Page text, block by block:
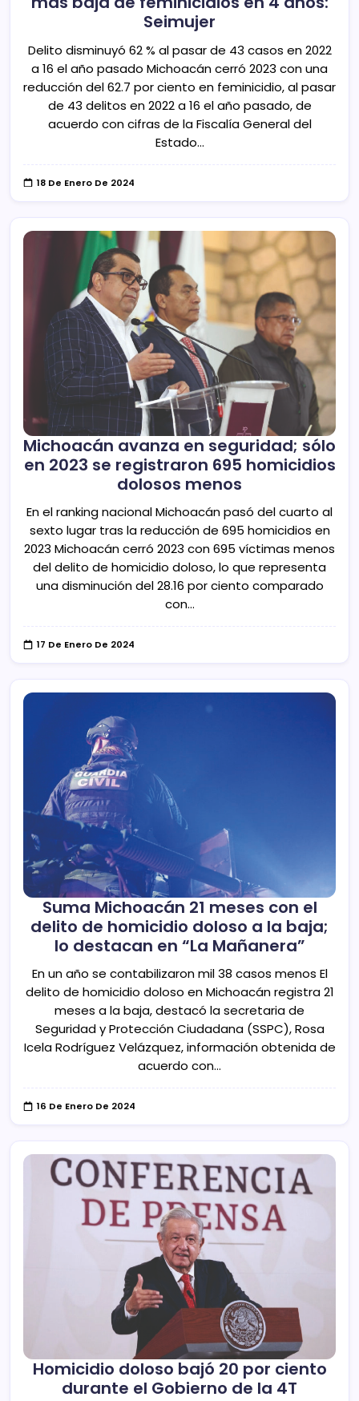
Seimujer
Delito disminuyó 62 % al pasar de 43 casos en 2022
a 16 el año pasado Michoacán cerró 2023 con una
reducción del 62.7 por ciento en feminicidio, al pasar
de 43 delitos en 2022 a 16 el año pasado, de
acuerdo con cifras de la Fiscalía General del
Estado…
18 De Enero De 2024
Michoacán avanza en seguridad; sólo
en 2023 se registraron 695 homicidios
dolosos menos
En el ranking nacional Michoacán pasó del cuarto al
sexto lugar tras la reducción de 695 homicidios en
2023 Michoacán cerró 2023 con 695 víctimas menos
del delito de homicidio doloso, lo que representa
una disminución del 28.16 por ciento comparado
con…
17 De Enero De 2024
Suma Michoacán 21 meses con el
delito de homicidio doloso a la baja;
lo destacan en “La Mañanera”
En un año se contabilizaron mil 38 casos menos El
delito de homicidio doloso en Michoacán registra 21
meses a la baja, destacó la secretaria de
Seguridad y Protección Ciudadana (SSPC), Rosa
Icela Rodríguez Velázquez, información obtenida de
acuerdo con…
16 De Enero De 2024
Homicidio doloso bajó 20 por ciento
durante el Gobierno de la 4T